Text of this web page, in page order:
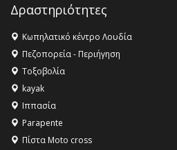
16:27 - Όλυμπος: Εντάχθηκε
Κληρονομιάς της UNESCO –
Όλυμπος αναγνωρίστηκε ως
αγαθό εξέχουσας οικουμενικής
ανθρωπότητα
16:18 -
ΣΤΗΝ ΕΔΕΣΣΑ
Δραστηριότητες
Κωπηλατικό κέντρο Λουδία
Πεζοπορεία - Περιήγηση
Τοξοβολία
kayak
Ιππασία
Parapente
Πίστα Moto cross